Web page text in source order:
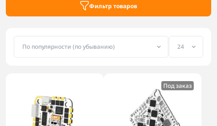
удобными. Проверенные стеки FLYWOO представлены
Фильтр товаров
Под заказ